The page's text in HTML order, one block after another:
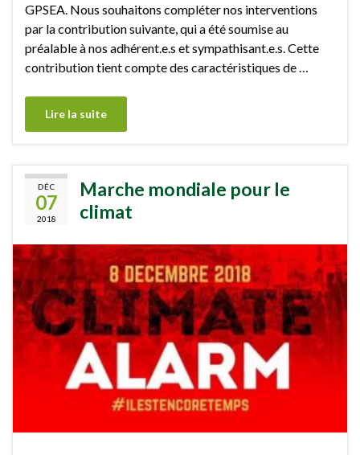
GPSEA. Nous souhaitons compléter nos interventions
par la contribution suivante, qui a été soumise au
préalable à nos adhérent.e.s et sympathisant.e.s. Cette
contribution tient compte des caractéristiques de …
Lire la suite
DÉC
07
2018
Marche mondiale pour le
climat